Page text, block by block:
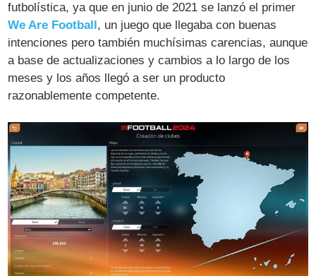
futbolística, ya que en junio de 2021 se lanzó el primer
We Are Football , un juego que llegaba con buenas
intenciones pero también muchísimas carencias, aunque
a base de actualizaciones y cambios a lo largo de los
meses y los años llegó a ser un producto
razonablemente competente.